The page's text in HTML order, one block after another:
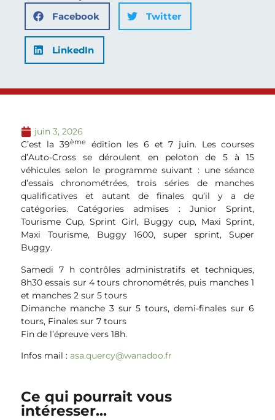
Facebook Twitter
LinkedIn
juin 3, 2026
C’est la 39ème
édition les 6 et 7 juin. Les courses
d’Auto-Cross se déroulent en peloton de 5 à 15
véhicules selon le programme suivant : une séance
d’essais chronométrées, trois séries de manches
qualificatives et autant de finales qu’il y a de
catégories. Catégories admises : Junior Sprint,
Tourisme Cup, Sprint Girl, Buggy cup, Maxi Sprint,
Maxi Tourisme, Buggy 1600, super sprint, Super
Buggy.
Samedi 7 h contrôles administratifs et techniques,
8h30 essais sur 4 tours chronométrés, puis manches 1
et manches 2 sur 5 tours
Dimanche manche 3 sur 5 tours, demi-finales sur 6
tours, Finales sur 7 tours
Fin de l’épreuve vers 18h.
Infos mail : asa.quercy@wanadoo.fr
Ce qui pourrait vous
intéresser...